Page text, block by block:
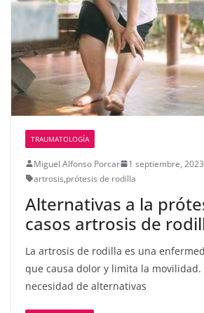
TRAUMATOLOGÍA
Miguel Alfonso Porcar 1 septiembre, 2023
artrosis,prótesis de rodilla
Alternativas a la
casos artrosis de
La artrosis de rodilla es una
que causa dolor y limita la
necesidad de alternativas